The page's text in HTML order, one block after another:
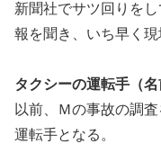
新聞社でサツ回りを
報を聞き、いち早く現
タクシーの運転手（名
以前、Ｍの事故の調
運転手となる。